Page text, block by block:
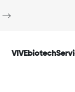
VIVEbiotech